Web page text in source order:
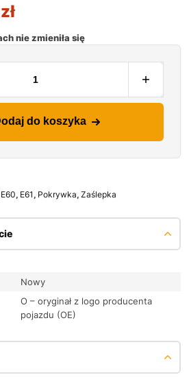
zł
nie zmieniła się
do koszyka
E60, E61 , Pokrywka, Zaślepka
Nowy
O – oryginał z logo producenta
pojazdu (OE)